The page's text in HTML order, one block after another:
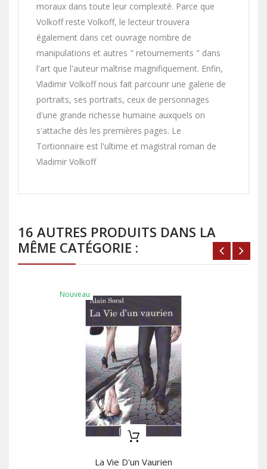
moraux dans toute leur complexité. Parce que
Volkoff reste Volkoff, le lecteur trouvera
également dans cet ouvrage nombre de
manipulations et autres " retournements " dans
l'art que l'auteur maîtrise magnifiquement. Enfin,
Vladimir Volkoff nous fait parcourir une galerie de
portraits, ses portraits, ceux de personnages
d'une grande richesse humaine auxquels on
s'attache dès les premières pages. Le
Tortionnaire est l'ultime et magistral roman de
Vladimir Volkoff
16 AUTRES PRODUITS DANS LA
MÊME CATÉGORIE :
Nouveau
La Vie D'un Vaurien